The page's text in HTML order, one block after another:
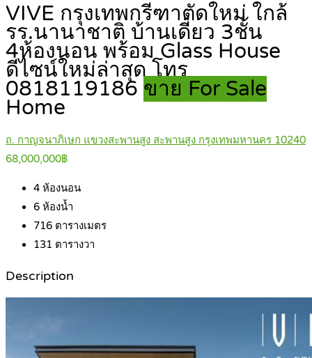
VIVE กรุงเทพกรีฑาตัดใหม่ ใกล้
รร.นานาชาติ บ้านเดี่ยว 3ชั้น
4ห้องนอน พร้อม Glass House
ดีไซน์ใหม่ล่าสุด โทร
0818119186 ขาย For Sale
Home
ถ. กาญจนาภิเษก แขวงสะพานสูง สะพานสูง กรุงเทพมหานคร 10240
68,000,000฿
4 ห้องนอน
6 ห้องน้ำ
716 ตารางเมตร
131 ตารางวา
Description